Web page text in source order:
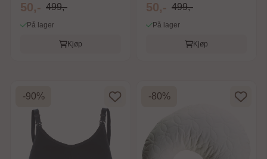
50,- 499,-
På lager
Kjøp
50,- 499,-
På lager
Kjøp
-90% -80%